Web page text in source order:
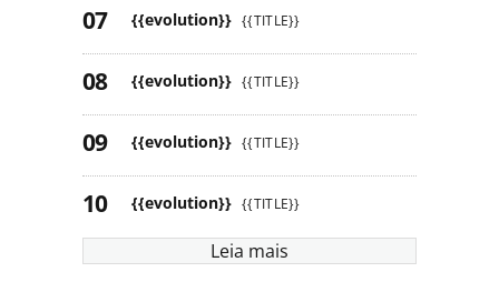
{{evolution}} {{TITLE}}
{{evolution}} {{TITLE}}
{{evolution}} {{TITLE}}
{{evolution}} {{TITLE}}
Leia mais